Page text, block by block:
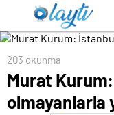
203 okunma
Murat
olmayanlarla
Gerçekleştirildi